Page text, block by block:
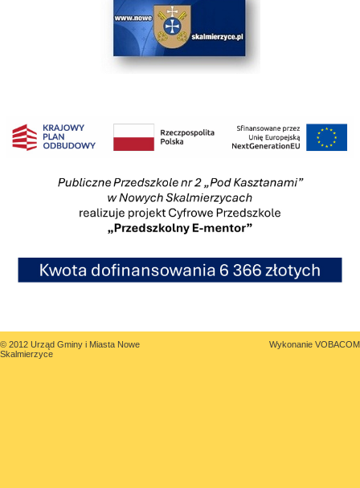
© 2012 Urząd Gminy i Miasta Nowe
Skalmierzyce
Wykonanie VOBACOM